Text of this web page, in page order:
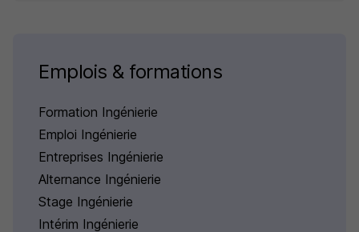
Emplois & formations
Formation Ingénierie
Emploi Ingénierie
Entreprises Ingénierie
Alternance Ingénierie
Stage Ingénierie
Intérim Ingénierie